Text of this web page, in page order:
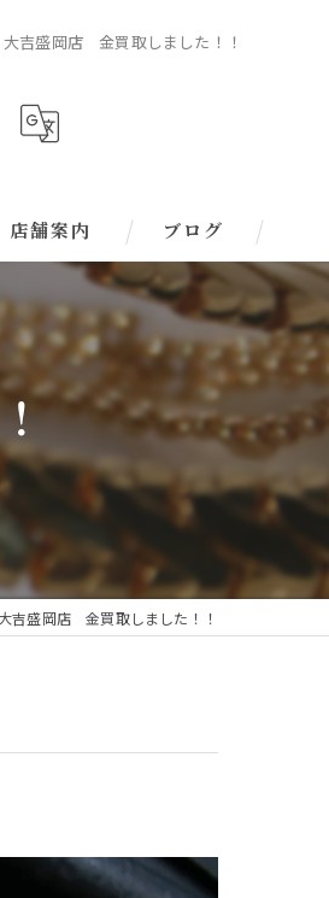
吉盛岡店 金買取しました！！
店舗案内 ブログ
吉盛岡店 金買取しました！！